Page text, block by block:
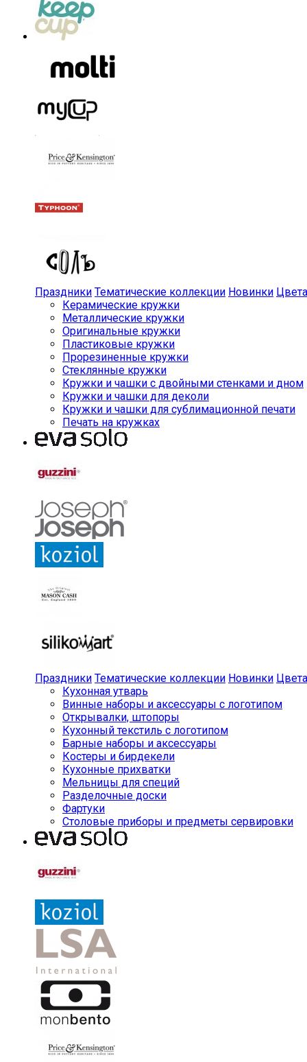
Праздники Тематические коллекции Новинки Цвета
Керамические кружки
Металлические кружки
Оригинальные кружки
Пластиковые кружки
Прорезиненные кружки
Стеклянные кружки
Кружки и чашки с двойными стенками и дном
Кружки и чашки для деколи
Кружки и чашки для сублимационной печати
Печать на кружках
Праздники Тематические коллекции Новинки Цвета
Кухонная утварь
Винные наборы и аксессуары с логотипом
Открывалки, штопоры
Кухонный текстиль с логотипом
Барные наборы и аксессуары
Костеры и бирдекели
Кухонные прихватки
Мельницы для специй
Разделочные доски
Фартуки
Столовые приборы и предметы сервировки